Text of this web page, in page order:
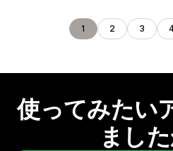
1 2 3
使ってみたい
まし